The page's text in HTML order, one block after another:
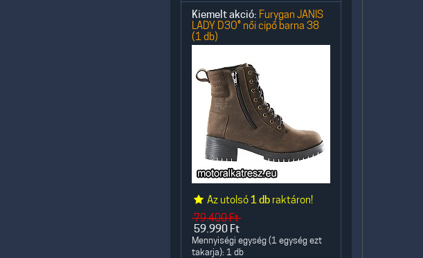
Kiemelt akció: Furygan JANIS
LADY D3O® női cipő barna 38
(1 db)
Az utolsó 1 db raktáron!
79.400Ft
59.990 Ft
Mennyiségi egység (1 egység ezt
takarja): 1 db